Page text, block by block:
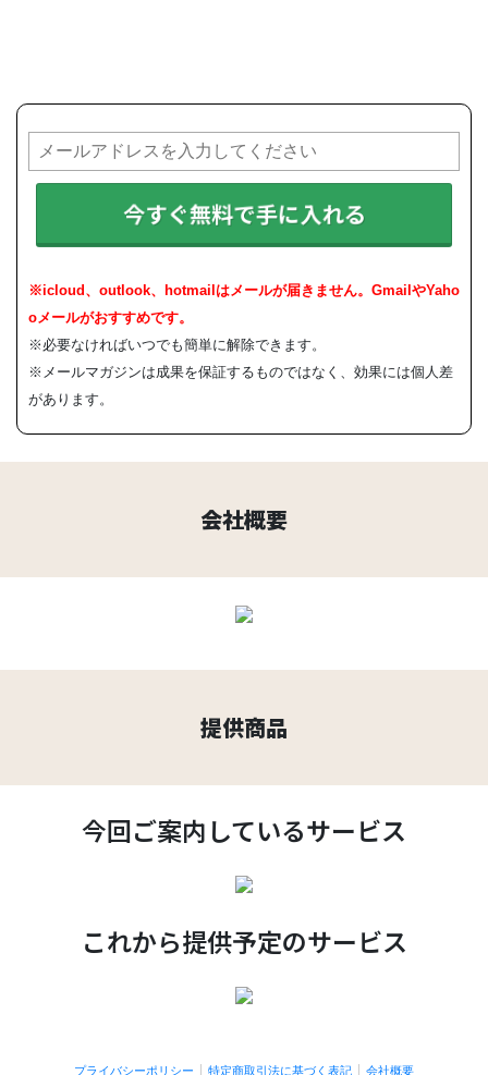
今すぐ無料で手に入れる
※icloud、outlook、hotmailはメールが届きません。GmailやYaho
oメールがおすすめです。
※必要なければいつでも簡単に解除できます。
※メールマガジンは成果を保証するものではなく、効果には個人差
があります。
会社概要
提供商品
今回ご案内しているサービス
これから提供予定のサービス
プライバシーポリシー 特定商取引法に基づく表記 会社概要